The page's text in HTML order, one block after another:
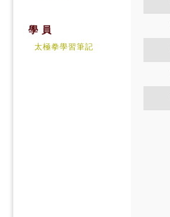
學 員
太極拳學習筆記